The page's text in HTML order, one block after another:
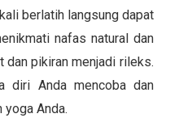
berlatih langsung dapat
nafas natural dan
dan pikiran menjadi rileks.
diri Anda mencoba dan
Anda.